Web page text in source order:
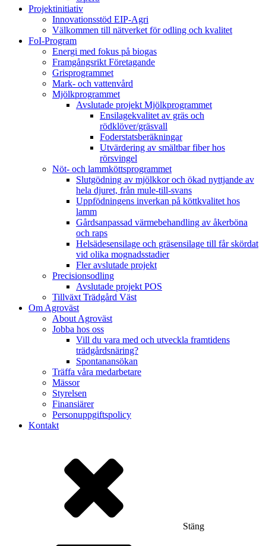
Projektinitiativ
Innovationsstöd EIP-Agri
Välkommen till nätverket för odling och kvalitet
FoI-Program
Energi med fokus på biogas
Framgångsrikt Företagande
Grisprogrammet
Mark- och vattenvård
Mjölkprogrammet
Avslutade projekt Mjölkprogrammet
Ensilagekvalitet av gräs och
rödklöver/gräsvall
Foderstatsberäkningar
Utvärdering av smältbar fiber hos
rörsvingel
Nöt- och lammköttsprogrammet
Slutgödning av mjölkkor och ökad nyttjande av
hela djuret, från mule-till-svans
Uppfödningens inverkan på köttkvalitet hos
lamm
Gårdsanpassad värmebehandling av åkerböna
och raps
Helsädesensilage och gräsensilage till får skördat
vid olika mognadsstadier
Fler avslutade projekt
Precisionsodling
Avslutade projekt POS
Tillväxt Trädgård Väst
Om Agroväst
About Agroväst
Jobba hos oss
Vill du vara med och utveckla framtidens
trädgårdsnäring?
Spontanansökan
Träffa våra medarbetare
Mässor
Styrelsen
Finansiärer
Personuppgiftspolicy
Kontakt
Stäng